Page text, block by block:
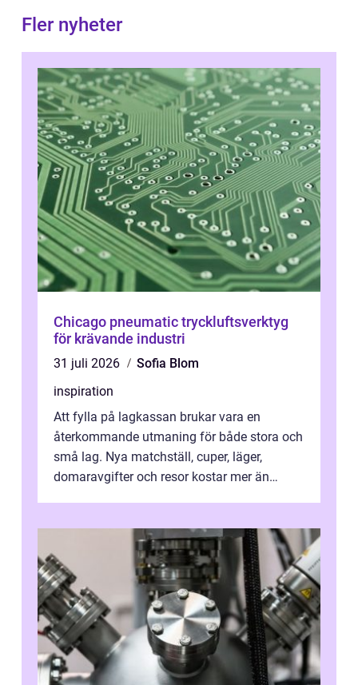
Fler nyheter
Chicago pneumatic tryckluftsverktyg
för krävande industri
31 juli 2026
Sofia Blom
inspiration
Att fylla på lagkassan brukar vara en
återkommande utmaning för både stora och
små lag. Nya matchställ, cuper, läger,
domaravgifter och resor kostar mer än